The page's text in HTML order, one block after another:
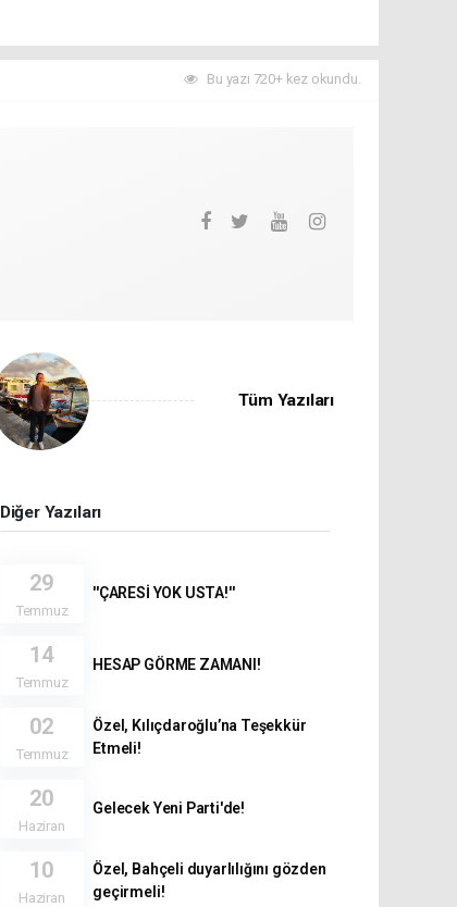
Bu yazı 720+ kez okundu.
Tüm Yazıları
Diğer Yazıları
29
Temmuz
''ÇARESİ YOK USTA!''
14
Temmuz
HESAP GÖRME ZAMANI!
02
Temmuz
Özel, Kılıçdaroğlu’na Teşekkür
Etmeli!
20
Haziran
Gelecek Yeni Parti'de!
10
Haziran
Özel, Bahçeli duyarlılığını gözden
geçirmeli!